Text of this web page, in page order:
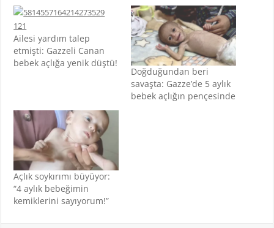
Ailesi yardım talep
etmişti: Gazzeli Canan
bebek açlığa yenik düştü!
Doğduğundan beri
savaşta: Gazze’de 5 aylık
bebek açlığın pençesinde
Açlık soykırımı büyüyor:
“4 aylık bebeğimin
kemiklerini sayıyorum!”